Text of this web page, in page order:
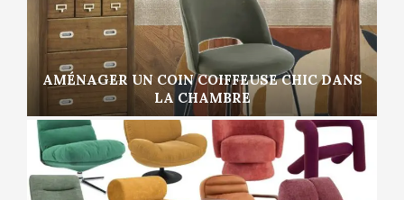
AMÉNAGER UN COIN COIFFEUSE CHIC DANS
LA CHAMBRE